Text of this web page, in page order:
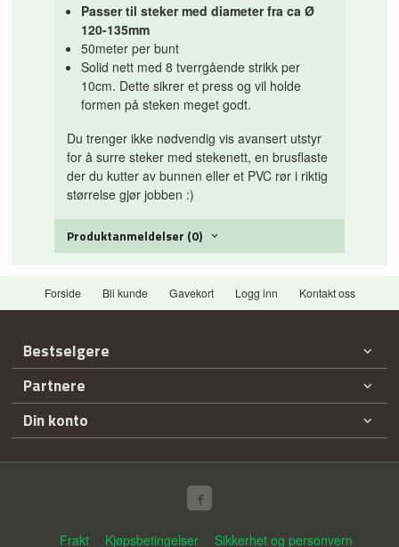
Passer til steker med diameter fra ca Ø
120-135mm
50meter per bunt
Solid nett med 8 tverrgående strikk per
10cm. Dette sikrer et press og vil holde
formen på steken meget godt.
Du trenger ikke nødvendig vis avansert utstyr
for å surre steker med stekenett, en brusflaste
der du kutter av bunnen eller et PVC rør i riktig
størrelse gjør jobben :)
Produktanmeldelser (0)
Forside Bli kunde Gavekort Logg inn Kontakt oss
Bestselgere
Partnere
Din konto
Frakt Kjøpsbetingelser Sikkerhet og personvern